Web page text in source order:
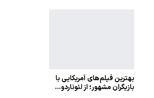
بهترین فیلم‌های آمریکایی با
بازیگران مشهور؛ از لئوناردو…